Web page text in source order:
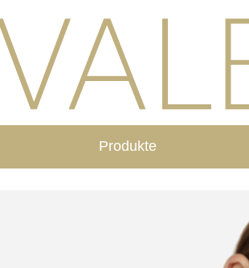
Produkte